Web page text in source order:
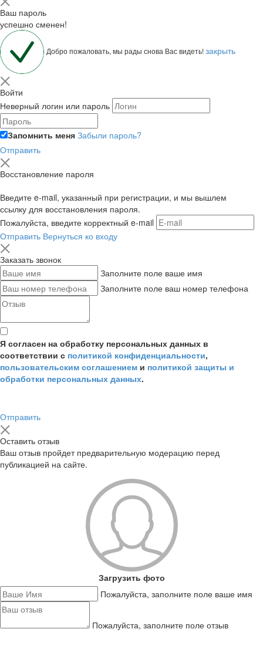
Ваш пароль
успешно сменен!
Добро пожаловать, мы рады снова Вас видеть!закрыть
Войти
Неверный логин или пароль
Запомнить меня Забыли пароль?
Отправить
Восстановление пароля
Введите e-mail, указанный при регистрации, и мы вышлем
ссылку для восстановления пароля.
Пожалуйста, введите корректный e-mail
Отправить Вернуться ко входу
Заказать звонок
Заполните поле ваше имя
Заполните поле ваш номер телефона
Я согласен на обработку персональных данных в
соответствии с политикой конфиденциальности,
пользовательским соглашением и политикой защиты и
обработки персональных данных.
Отправить
Оставить отзыв
Ваш отзыв пройдет предварительную модерацию перед
публикацией на сайте.
Загрузить фото
Пожалуйста, заполните поле ваше имя
Пожалуйста, заполните поле отзыв